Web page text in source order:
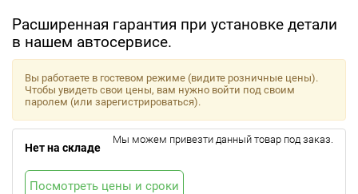
Расширенная гарантия при установке детали
в нашем автосервисе.
Вы работаете в гостевом режиме (видите розничные цены).
Чтобы увидеть свои цены, вам нужно войти под своим
паролем (или зарегистрироваться).
Нет на складе
Мы можем привезти данный товар под заказ.
Посмотреть цены и сроки